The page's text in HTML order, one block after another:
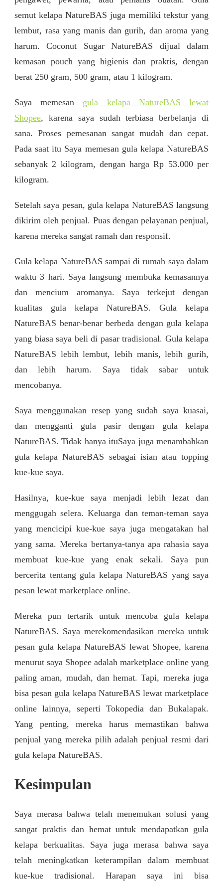
semut kelapa NatureBAS juga memiliki tekstur yang
lembut, rasa yang manis dan gurih, dan aroma yang
harum. Coconut Sugar NatureBAS dijual dalam
kemasan pouch yang higienis dan praktis, dengan
berat 250 gram, 500 gram, atau 1 kilogram.
Saya memesan gula kelapa NatureBAS lewat
Shopee, karena saya sudah terbiasa berbelanja di
sana. Proses pemesanan sangat mudah dan cepat.
Pada saat itu Saya memesan gula kelapa NatureBAS
sebanyak 2 kilogram, dengan harga Rp 53.000 per
kilogram.
Setelah saya pesan, gula kelapa NatureBAS langsung
dikirim oleh penjual. Puas dengan pelayanan penjual,
karena mereka sangat ramah dan responsif.
Gula kelapa NatureBAS sampai di rumah saya dalam
waktu 3 hari. Saya langsung membuka kemasannya
dan mencium aromanya. Saya terkejut dengan
kualitas gula kelapa NatureBAS. Gula kelapa
NatureBAS benar-benar berbeda dengan gula kelapa
yang biasa saya beli di pasar tradisional. Gula kelapa
NatureBAS lebih lembut, lebih manis, lebih gurih,
dan lebih harum. Saya tidak sabar untuk
mencobanya.
Saya menggunakan resep yang sudah saya kuasai,
dan mengganti gula pasir dengan gula kelapa
NatureBAS. Tidak hanya ituSaya juga menambahkan
gula kelapa NatureBAS sebagai isian atau topping
kue-kue saya.
Hasilnya, kue-kue saya menjadi lebih lezat dan
menggugah selera. Keluarga dan teman-teman saya
yang mencicipi kue-kue saya juga mengatakan hal
yang sama. Mereka bertanya-tanya apa rahasia saya
membuat kue-kue yang enak sekali. Saya pun
bercerita tentang gula kelapa NatureBAS yang saya
pesan lewat marketplace online.
Mereka pun tertarik untuk mencoba gula kelapa
NatureBAS. Saya merekomendasikan mereka untuk
pesan gula kelapa NatureBAS lewat Shopee, karena
menurut saya Shopee adalah marketplace online yang
paling aman, mudah, dan hemat. Tapi, mereka juga
bisa pesan gula kelapa NatureBAS lewat marketplace
online lainnya, seperti Tokopedia dan Bukalapak.
Yang penting, mereka harus memastikan bahwa
penjual yang mereka pilih adalah penjual resmi dari
gula kelapa NatureBAS.
Kesimpulan
Saya merasa bahwa telah menemukan solusi yang
sangat praktis dan hemat untuk mendapatkan gula
kelapa berkualitas. Saya juga merasa bahwa saya
telah meningkatkan keterampilan dalam membuat
kue-kue tradisional. Harapan saya ini bisa